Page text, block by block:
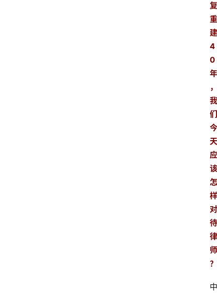
复
重
建
4
0
年
，
我
们
今
天
应
该
怎
样
对
待
律
师
？
中